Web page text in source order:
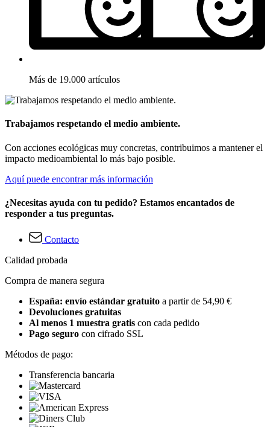
Más de 19.000 artículos
Trabajamos respetando el medio ambiente.
Con acciones ecológicas muy concretas, contribuimos a mantener el
impacto medioambiental lo más bajo posible.
Aquí puede encontrar más información
¿Necesitas ayuda con tu pedido? Estamos encantados de
responder a tus preguntas.
Contacto
Calidad probada
Compra de manera segura
España: envío estándar gratuito a partir de 54,90 €
Devoluciones gratuitas
Al menos 1 muestra gratis con cada pedido
Pago seguro con cifrado SSL
Métodos de pago:
Transferencia bancaria